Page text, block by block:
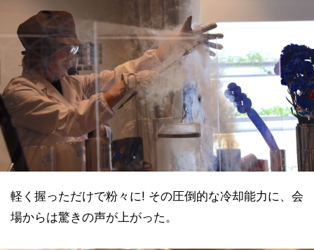
軽く握っただけで粉々に! その圧倒的な冷却能力に、会
場からは驚きの声が上がった。